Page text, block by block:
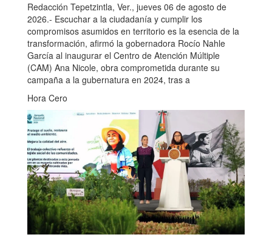
Redacción Tepetzintla, Ver., jueves 06 de agosto de
2026.- Escuchar a la ciudadanía y cumplir los
compromisos asumidos en territorio es la esencia de la
transformación, afirmó la gobernadora Rocío Nahle
García al inaugurar el Centro de Atención Múltiple
(CAM) Ana Nicole, obra comprometida durante su
campaña a la gubernatura en 2024, tras a
Hora Cero